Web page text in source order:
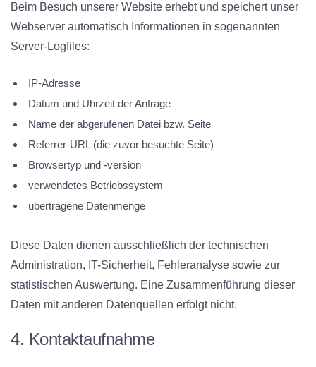
Beim Besuch unserer Website erhebt und speichert unser
Webserver automatisch Informationen in sogenannten
Server-Logfiles:
IP-Adresse
Datum und Uhrzeit der Anfrage
Name der abgerufenen Datei bzw. Seite
Referrer-URL (die zuvor besuchte Seite)
Browsertyp und -version
verwendetes Betriebssystem
übertragene Datenmenge
Diese Daten dienen ausschließlich der technischen
Administration, IT-Sicherheit, Fehleranalyse sowie zur
statistischen Auswertung. Eine Zusammenführung dieser
Daten mit anderen Datenquellen erfolgt nicht.
4. Kontaktaufnahme